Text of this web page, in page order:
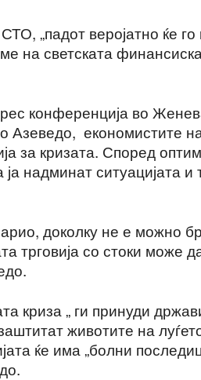
„падот веројатно ќе
на светската
конференција во
економистите
за кризата. Според
надминат ситуацијата и
доколку не е можно
трговија со стоки може
криза „ ги принуди
животите на
ќе има „болни